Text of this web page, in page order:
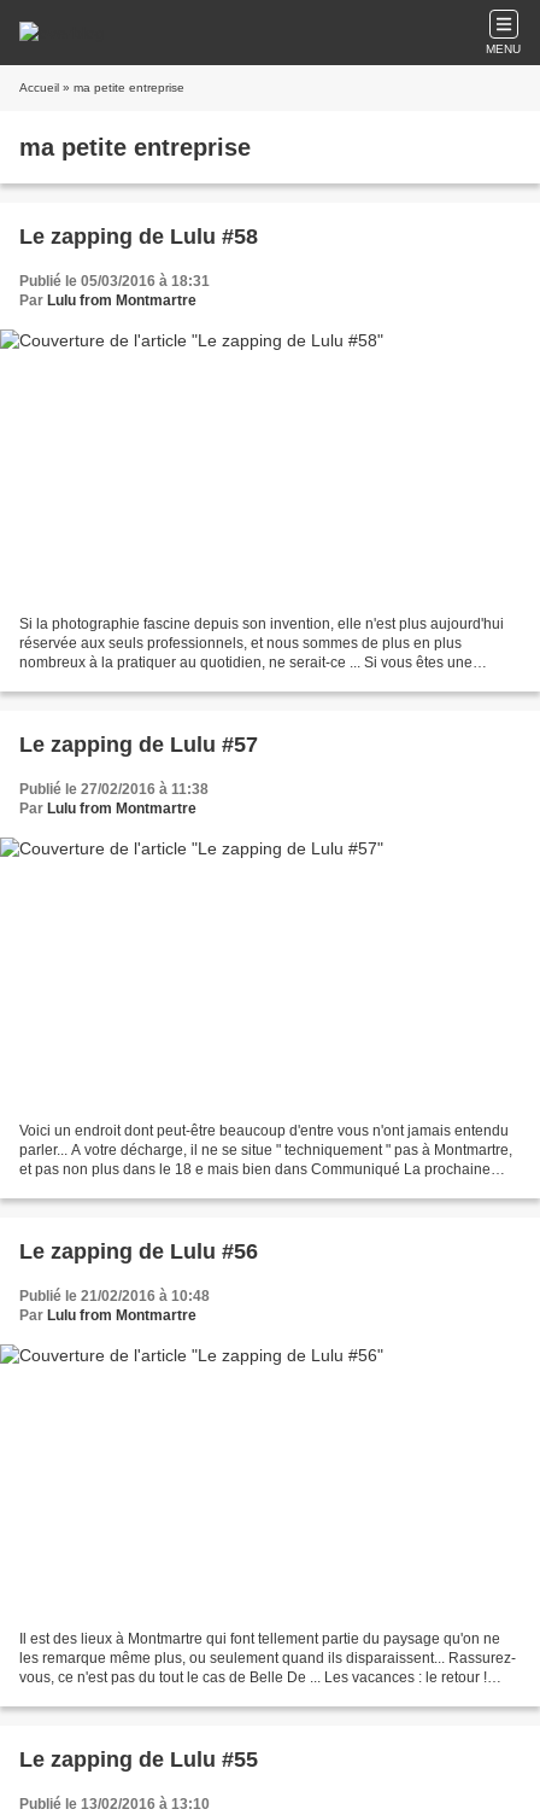
MENU
Accueil » ma petite entreprise
ma petite entreprise
Le zapping de Lulu #58
Publié le 05/03/2016 à 18:31
Par Lulu from Montmartre
Si la photographie fascine depuis son invention, elle n'est plus aujourd'hui
réservée aux seuls professionnels, et nous sommes de plus en plus
nombreux à la pratiquer au quotidien, ne serait-ce ... Si vous êtes une
Le zapping de Lulu #57
Publié le 27/02/2016 à 11:38
Par Lulu from Montmartre
Voici un endroit dont peut-être beaucoup d'entre vous n'ont jamais entendu
parler... A votre décharge, il ne se situe " techniquement " pas à Montmartre,
et pas non plus dans le 18 e mais bien dans Communiqué La prochaine
Le zapping de Lulu #56
Publié le 21/02/2016 à 10:48
Par Lulu from Montmartre
Il est des lieux à Montmartre qui font tellement partie du paysage qu'on ne
les remarque même plus, ou seulement quand ils disparaissent... Rassurez-
vous, ce n'est pas du tout le cas de Belle De ... Les vacances : le retour !
Le zapping de Lulu #55
Publié le 13/02/2016 à 13:10